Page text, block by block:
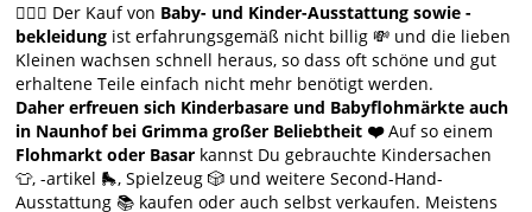
🙋🏻‍♀️ Der Kauf von Baby- und Kinder-Ausstattung sowie -
bekleidung ist erfahrungsgemäß nicht billig 💸 und die lieben
Kleinen wachsen schnell heraus, so dass oft schöne und gut
erhaltene Teile einfach nicht mehr benötigt werden.
Daher erfreuen sich Kinderbasare und Babyflohmärkte auch
in Naunhof bei Grimma großer Beliebtheit ❤️Auf so einem
Flohmarkt oder Basar kannst Du gebrauchte Kindersachen
👕, -artikel 🛼, Spielzeug 🎲 und weitere Second-Hand-
Ausstattung 📚 kaufen oder auch selbst verkaufen. Meistens